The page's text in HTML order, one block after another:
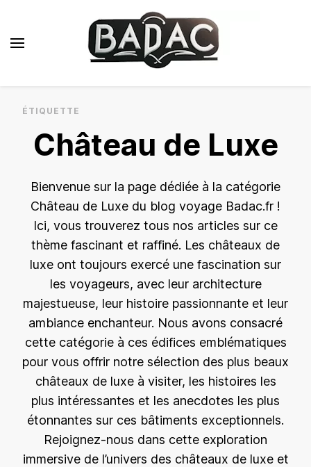
ÉTIQUETTE
Château de Luxe
Bienvenue sur la page dédiée à la catégorie
Château de Luxe du blog voyage Badac.fr !
Ici, vous trouverez tous nos articles sur ce
thème fascinant et raffiné. Les châteaux de
luxe ont toujours exercé une fascination sur
les voyageurs, avec leur architecture
majestueuse, leur histoire passionnante et leur
ambiance enchanteur. Nous avons consacré
cette catégorie à ces édifices emblématiques
pour vous offrir notre sélection des plus beaux
châteaux de luxe à visiter, les histoires les
plus intéressantes et les anecdotes les plus
étonnantes sur ces bâtiments exceptionnels.
Rejoignez-nous dans cette exploration
immersive de l’univers des châteaux de luxe et